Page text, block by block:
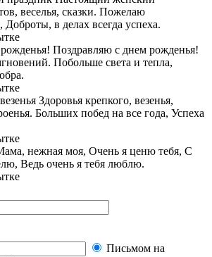
веселья, сказки. Пожелаю
Доброты, в делах всегда успеха.
Поздравляю с днем рожденья!
Побольше света и тепла,
Здоровья крепкого, везенья,
Больших побед на все года, Успеха
нежная моя, Очень я ценю тебя, С
Ведь очень я тебя люблю.
Письмом на